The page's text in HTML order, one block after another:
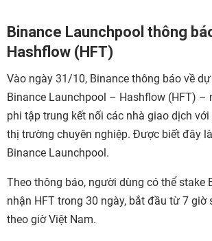
Binance Launchpool thông
Hashflow (HFT)
Vào ngày 31/10, Binance thông báo về
Binance Launchpool – Hashflow (HFT) –
phi tập trung kết nối các nhà giao dịch
thị trường chuyên nghiệp. Được biết đây
Binance Launchpool.
Theo thông báo, người dùng có thể stake
nhận HFT trong 30 ngày, bắt đầu từ 7 giờ
theo giờ Việt Nam.